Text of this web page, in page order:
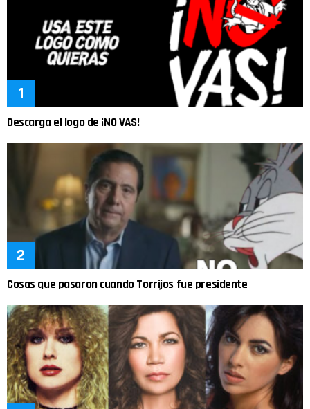
Descarga el logo de ¡NO VAS!
Cosas que pasaron cuando Torrijos fue presidente